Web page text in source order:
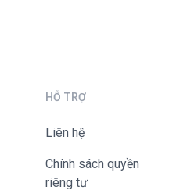
HỖ TRỢ
liên hệ
Chính sách quyền
riêng tư